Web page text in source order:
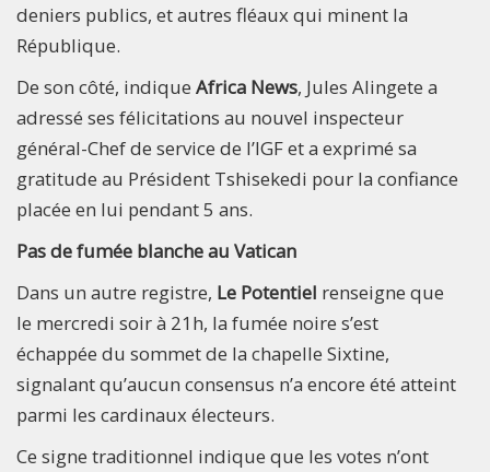
deniers publics, et autres fléaux qui minent la
République.
De son côté, indique Africa News, Jules Alingete a
adressé ses félicitations au nouvel inspecteur
général-Chef de service de l’IGF et a exprimé sa
gratitude au Président Tshisekedi pour la confiance
placée en lui pendant 5 ans.
Pas de fumée blanche au Vatican
Dans un autre registre, Le Potentiel renseigne que
le mercredi soir à 21h, la fumée noire s’est
échappée du sommet de la chapelle Sixtine,
signalant qu’aucun consensus n’a encore été atteint
parmi les cardinaux électeurs.
Ce signe traditionnel indique que les votes n’ont